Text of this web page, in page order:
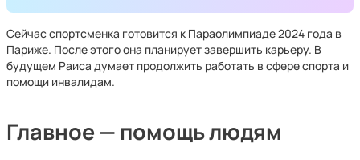
Сейчас спортсменка готовится к Параолимпиаде 2024 года в
Париже. После этого она планирует завершить карьеру. В
будущем Раиса думает продолжить работать в сфере спорта и
помощи инвалидам.
Главное — помощь людям